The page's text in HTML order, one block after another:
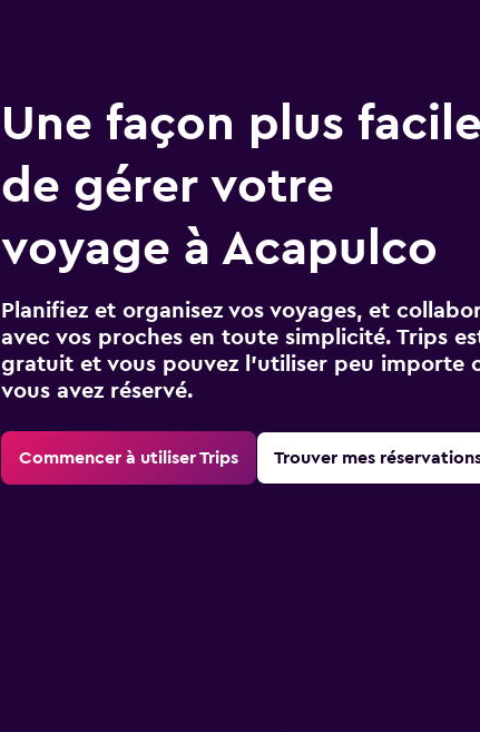
Une façon plus facile
de gérer votre
voyage à Acapulco
Planifiez et organisez vos voyages, et
avec vos proches en toute simplicité. Trips
gratuit et vous pouvez l’utiliser peu importe
vous avez réservé.
Commencer à utiliser Trips Trouver mes